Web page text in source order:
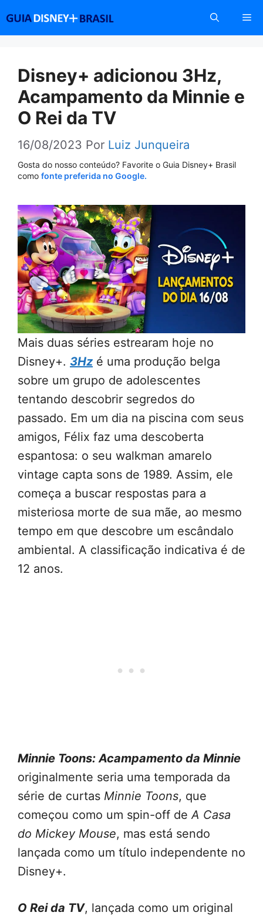
conteúdo
Disney+ adicionou 3Hz,
Acampamento da Minnie e
O Rei da TV
16/08/2023 Por Luiz Junqueira
Gosta do nosso conteúdo? Favorite o Guia Disney+ Brasil
como fonte preferida no Google.
Mais duas séries estrearam hoje no
Disney+. 3Hz é uma produção belga
sobre um grupo de adolescentes
tentando descobrir segredos do
passado. Em um dia na piscina com seus
amigos, Félix faz uma descoberta
espantosa: o seu walkman amarelo
vintage capta sons de 1989. Assim, ele
começa a buscar respostas para a
misteriosa morte de sua mãe, ao mesmo
tempo em que descobre um escândalo
ambiental. A classificação indicativa é de
12 anos.
Minnie Toons: Acampamento da Minnie
originalmente seria uma temporada da
série de curtas Minnie Toons, que
começou como um spin-off deA Casa
do Mickey Mouse, mas está sendo
lançada como um título independente no
Disney+.
O Rei da TV, lançada como um original